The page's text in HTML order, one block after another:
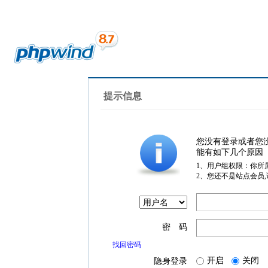
提示信息
您没有登录或者您
能有如下几个原因
1、用户组权限：你所
2、您还不是站点会员
密 码
找回密码
隐身登录 开启 关闭